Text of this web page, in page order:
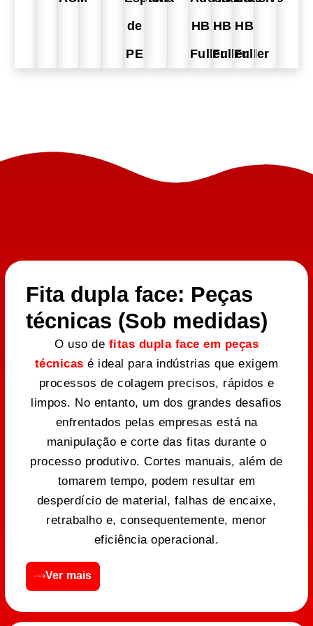
de
PE
HB
Fuller
HB
Fuller
HB
Fuller
Fita dupla face: Peças
técnicas (Sob medidas)
O uso de fitas dupla face em peças
técnicas é ideal para indústrias que exigem
processos de colagem precisos, rápidos e
limpos. No entanto, um dos grandes desafios
enfrentados pelas empresas está na
manipulação e corte das fitas durante o
processo produtivo. Cortes manuais, além de
tomarem tempo, podem resultar em
desperdício de material, falhas de encaixe,
retrabalho e, consequentemente, menor
eficiência operacional.
Ver mais